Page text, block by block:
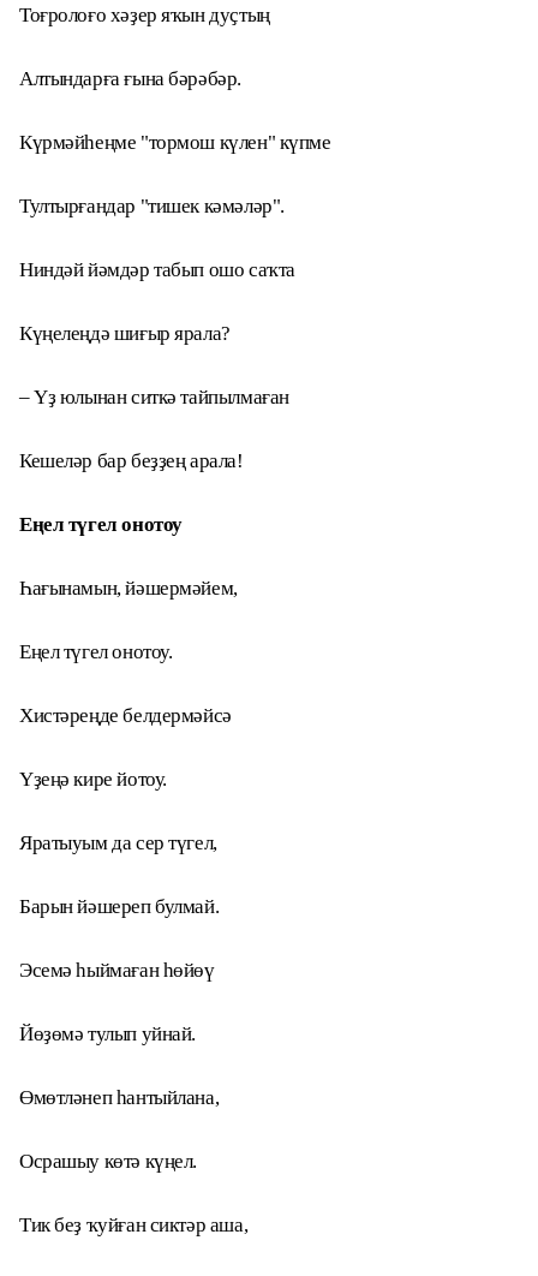
Тоғролоғо хәҙер яҡын дуҫтың
Алтындарға ғына бәрәбәр.
Күрмәйһеңме "тормош күлен" күпме
Тултырғандар "тишек кәмәләр".
Ниндәй йәмдәр табып ошо саҡта
Күңелеңдә шиғыр ярала?
– Үҙ юлынан ситкә тайпылмаған
Кешеләр бар беҙҙең арала!
Еңел түгел онотоу
Һағынамын, йәшермәйем,
Еңел түгел онотоу.
Хистәреңде белдермәйсә
Үҙеңә кире йотоу.
Яратыуым да сер түгел,
Барын йәшереп булмай.
Эсемә һыймаған һөйөү
Йөҙөмә тулып уйнай.
Өмөтләнеп һантыйлана,
Осрашыу көтә күңел.
Тик беҙ ҡуйған сиктәр аша,